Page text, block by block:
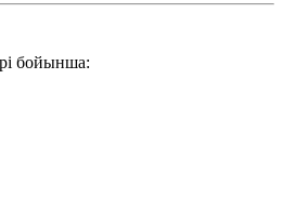
бойынша: